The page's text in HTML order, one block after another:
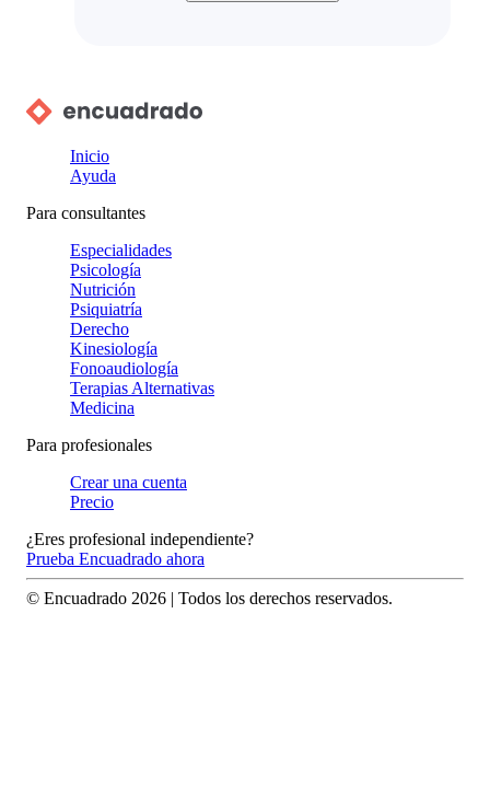
Inicio
Ayuda
Para consultantes
Especialidades
Psicología
Nutrición
Psiquiatría
Derecho
Kinesiología
Fonoaudiología
Terapias Alternativas
Medicina
Para profesionales
Crear una cuenta
Precio
¿Eres profesional independiente?
Prueba Encuadrado ahora
© Encuadrado 2026 | Todos los derechos reservados.